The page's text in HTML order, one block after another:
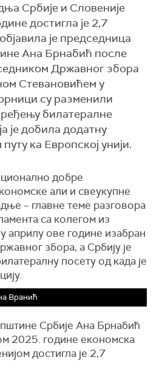
Србије и Словеније
достигла је 2,7
је председница
Ана Брнабић после
Државног збора
Стевановићем у
су разменили
билатералне
је добила додатну
ка Европској унији.
добре
али и свеукупне
– главне теме разговора
са колегом из
у априлу ове године изабран
збора, а Србију је
посету од када је
Вранић
Србије Ана Брнабић
2025. године економска
достигла је 2,7